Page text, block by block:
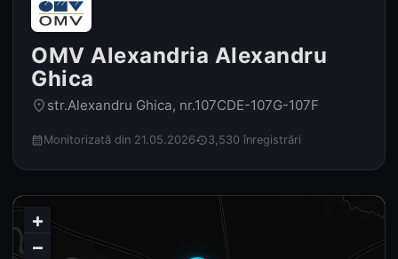
OMV Alexandria Alexandru
Ghica
place str.Alexandru Ghica, nr.107CDE-107G-107F
calendar_month Monitorizată din 21.05.2026history3,530 înregistrări
+
−